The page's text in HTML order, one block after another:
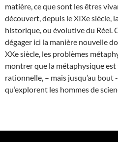
matière, ce que sont les êtres
découvert, depuis le XIXe siècle,
historique, ou évolutive du Réel.
dégager ici la manière nouvelle
XXe siècle, les problèmes
montrer que la métaphysique
rationnelle, – mais jusqu’au bout
qu’explorent les hommes de